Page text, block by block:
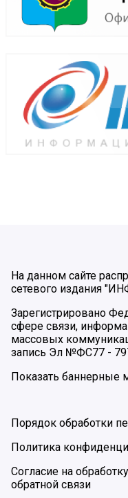
На данном сайте
сетевого издания
Зарегистрировано
сфере связи,
массовых
запись Эл №ФС77 -
Показать баннерные
Порядок обработки
Политика
Согласие на
обратной связи